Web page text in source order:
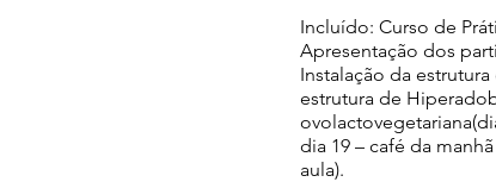
Incluído: Curso de
Apresentação dos
Instalação da
estrutura de
dia 19 – café da
aula).